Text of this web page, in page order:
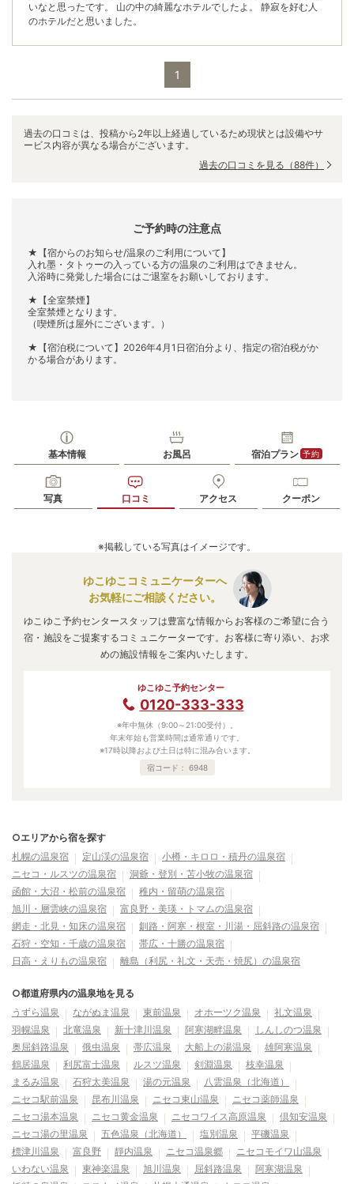
いなと思ったです。 山の中の綺麗なホテルでしたよ。 静寂を好む人
のホテルだと思いました。
1
過去の口コミは、投稿から2年以上経過しているため現状とは設備やサ
ービス内容が異なる場合がございます。
過去の口コミを見る （88件）
ご予約時の注意点
★【宿からのお知らせ/温泉のご利用について】
入れ墨・タトゥーの入っている方の温泉のご利用はできません。
入浴時に発覚した場合にはご退室をお願いしております。
★【全室禁煙】
全室禁煙となります。
（喫煙所は屋外にございます。）
★【宿泊税について】2026年4月1日宿泊分より、指定の宿泊税がか
かる場合があります。
基本情報 お風呂 宿泊プラン 予約
写真 口コミ アクセス クーポン
※掲載している写真はイメージです。
ゆこゆこコミュニケーターへ
お気軽にご相談ください。
ゆこゆこ予約センタースタッフは豊富な情報からお客様のご希望に合う
宿・施設をご提案するコミュニケーターです。お客様に寄り添い、お求
めの施設情報をご案内いたします。
ゆこゆこ予約センター
0120-333-333
※年中無休（9:00～21:00受付）。
年末年始も営業時間は通常通りです。
※17時以降および土日は特に混み合います。
宿コード： 6948
○エリアから宿を探す
札幌の温泉宿
定山渓の温泉宿
小樽・キロロ・積丹の温泉宿
ニセコ・ルスツの温泉宿
洞爺・登別・苫小牧の温泉宿
函館・大沼・松前の温泉宿
稚内・留萌の温泉宿
旭川・層雲峡の温泉宿
富良野・美瑛・トマムの温泉宿
網走・北見・知床の温泉宿
釧路・阿寒・根室・川湯・屈斜路の温泉宿
石狩・空知・千歳の温泉宿
帯広・十勝の温泉宿
日高・えりもの温泉宿
離島（利尻・礼文・天売・焼尻）の温泉宿
○都道府県内の温泉地を見る
うずら温泉
ながぬま温泉 東前温泉 オホーツク温泉
礼文温泉
羽幌温泉
北竜温泉 新十津川温泉 阿寒湖畔温泉
しんしのつ温泉
奥屈斜路温泉
俄虫温泉 帯広温泉 大船上の湯温泉
雄阿寒温泉
鶴居温泉
利尻富士温泉 ルスツ温泉 剣淵温泉
枝幸温泉
まるみ温泉
石狩太美温泉 湯の元温泉
八雲温泉（北海道）
ニセコ駅前温泉
昆布川温泉 ニセコ東山温泉
ニセコ薬師温泉
ニセコ湯本温泉
ニセコ黄金温泉 ニセコワイス高原温泉
倶知安温泉
ニセコ湯の里温泉
五色温泉（北海道） 塩別温泉
平磯温泉
標津川温泉
富良野 靜内温泉 ニセコ温泉郷
ニセコモイワ山温泉
いわない温泉
東神楽温泉 旭川温泉 屈斜路温泉
阿寒湖温泉